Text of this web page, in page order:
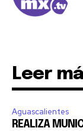
Leer
Aguascalientes
REALIZA